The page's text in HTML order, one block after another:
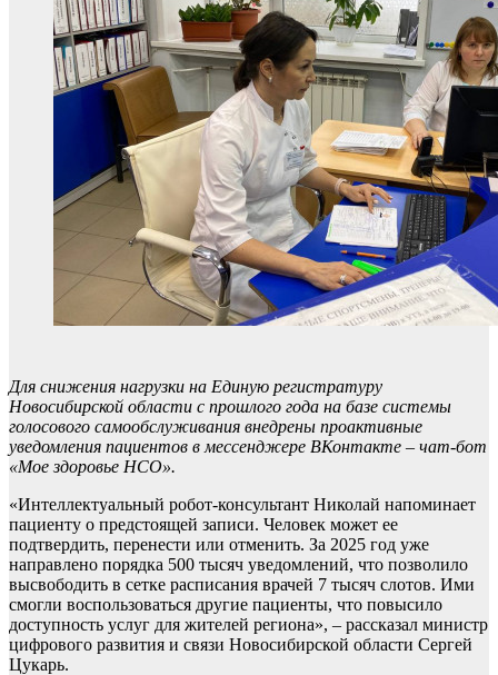
Для снижения нагрузки на Единую регистратуру
Новосибирской области с прошлого года на базе системы
голосового самообслуживания внедрены проактивные
уведомления пациентов в мессенджере ВКонтакте – чат-бот
«Мое здоровье НСО».
«Интеллектуальный робот-консультант Николай напоминает
пациенту о предстоящей записи. Человек может ее
подтвердить, перенести или отменить. За 2025 год уже
направлено порядка 500 тысяч уведомлений, что позволило
высвободить в сетке расписания врачей 7 тысяч слотов. Ими
смогли воспользоваться другие пациенты, что повысило
доступность услуг для жителей региона», – рассказал министр
цифрового развития и связи Новосибирской области Сергей
Цукарь.